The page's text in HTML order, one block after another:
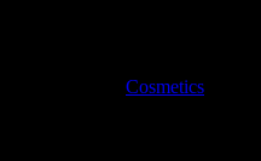
Cosmetics